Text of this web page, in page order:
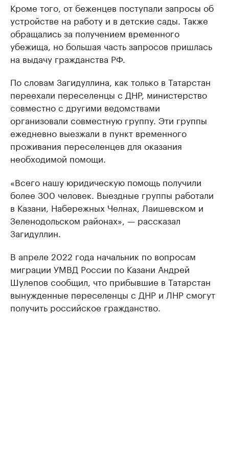
Кроме того, от беженцев поступали запросы об
устройстве на работу и в детские сады. Также
обращались за получением временного
убежища, но большая часть запросов пришлась
на выдачу гражданства РФ.
По словам Загидуллина, как только в Татарстан
переехали переселенцы с ДНР, министерство
совместно с другими ведомствами
организовали совместную группу. Эти группы
ежедневно выезжали в пункт временного
проживания переселенцев для оказания
необходимой помощи.
«Всего нашу юридическую помощь получили
более 300 человек. Выездные группы работали
в Казани, Набережных Челнах, Лаишевском и
Зеленодольском районах», — рассказал
Загидуллин.
В апреле 2022 года начальник по вопросам
миграции УМВД России по Казани Андрей
Шулепов сообщил, что прибывшие в Татарстан
вынужденные переселенцы с ДНР и ЛНР смогут
получить российское гражданство.